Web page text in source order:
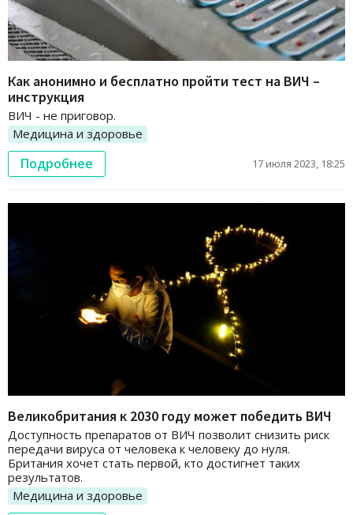
Как анонимно и бесплатно пройти тест на ВИЧ –
инструкция
ВИЧ - не приговор.
Медицина и здоровье
Подробнее 17 июля 2023, 18:25
Великобритания к 2030 году может победить ВИЧ
Доступность препаратов от ВИЧ позволит снизить риск
передачи вируса от человека к человеку до нуля.
Британия хочет стать первой, кто достигнет таких
результатов.
Медицина и здоровье